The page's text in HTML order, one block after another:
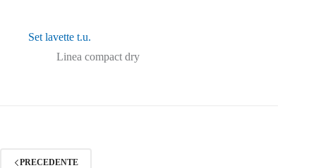
Set lavette t.u.
Linea compact dry
PRECEDENTE